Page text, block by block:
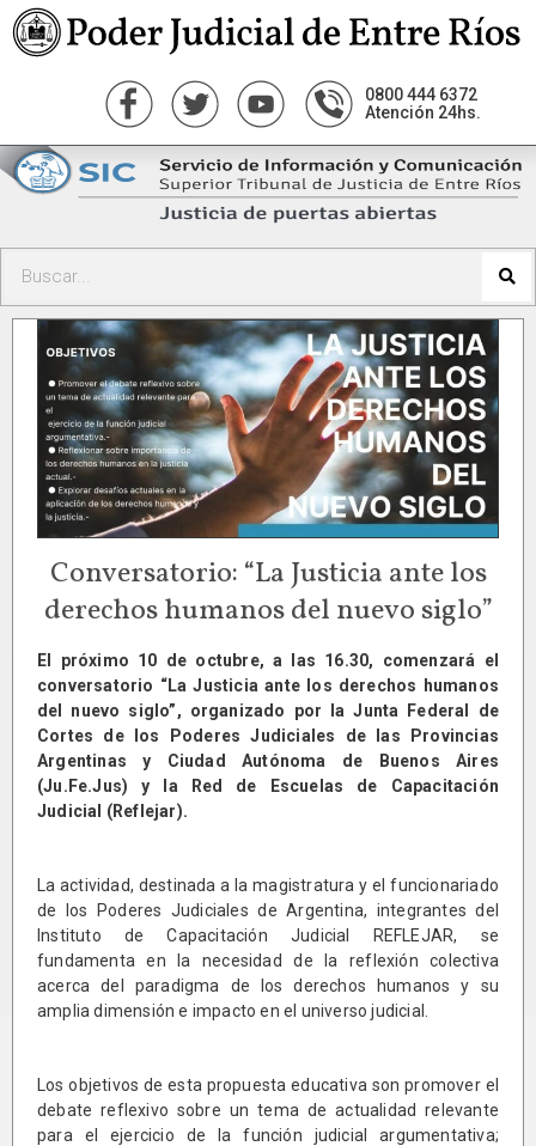
0800 444 6372
Atención 24hs.
Conversatorio: “La Justicia ante los
derechos humanos del nuevo siglo”
El próximo 10 de octubre, a las 16.30, comenzará el
conversatorio “La Justicia ante los derechos humanos
del nuevo siglo”, organizado por la Junta Federal de
Cortes de los Poderes Judiciales de las Provincias
Argentinas y Ciudad Autónoma de Buenos Aires
(Ju.Fe.Jus) y la Red de Escuelas de Capacitación
Judicial (Reflejar).
La actividad, destinada a la magistratura y el funcionariado
de los Poderes Judiciales de Argentina, integrantes del
Instituto de Capacitación Judicial REFLEJAR, se
fundamenta en la necesidad de la reflexión colectiva
acerca del paradigma de los derechos humanos y su
amplia dimensión e impacto en el universo judicial.
Los objetivos de esta propuesta educativa son promover el
debate reflexivo sobre un tema de actualidad relevante
para el ejercicio de la función judicial argumentativa;